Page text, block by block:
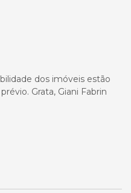
dos imóveis estão
Grata, Giani Fabrin